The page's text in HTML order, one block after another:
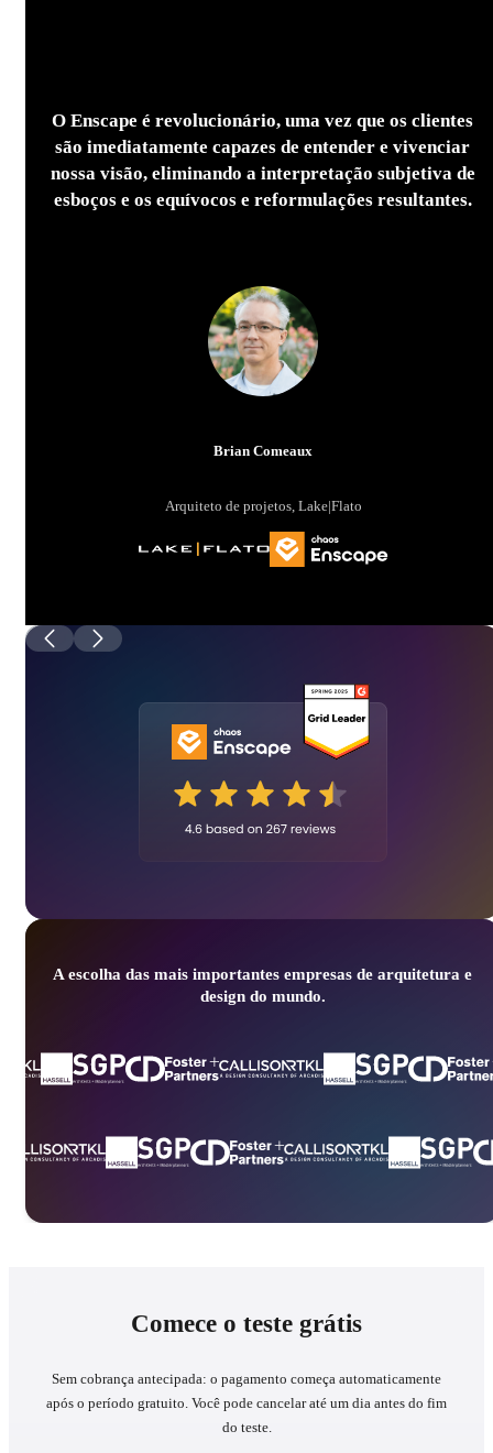
O Enscape é revolucionário, uma vez que os clientes
são imediatamente capazes de entender e vivenciar
nossa visão, eliminando a interpretação subjetiva de
esboços e os equívocos e reformulações resultantes.
Brian Comeaux
Arquiteto de projetos, Lake|Flato
A escolha das mais importantes empresas de arquitetura e
design do mundo.
Comece o teste grátis
Sem cobrança antecipada: o pagamento começa automaticamente
após o período gratuito. Você pode cancelar até um dia antes do fim
do teste.